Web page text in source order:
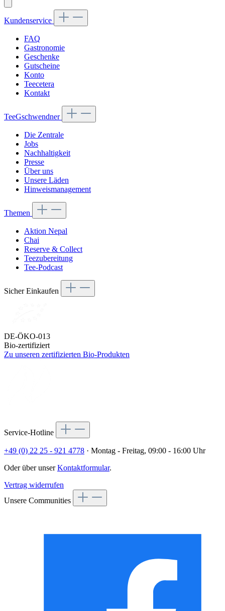
Kundenservice
FAQ
Gastronomie
Geschenke
Gutscheine
Konto
Teecetera
Kontakt
TeeGschwendner
Die Zentrale
Jobs
Nachhaltigkeit
Presse
Über uns
Unsere Läden
Hinweismanagement
Themen
Aktion Nepal
Chai
Reserve & Collect
Teezubereitung
Tee-Podcast
Sicher Einkaufen
DE-ÖKO-013
Bio-zertifiziert
Zu unseren zertifizierten Bio-Produkten
Service-Hotline
+49 (0) 22 25 - 921 4778 · Montag - Freitag, 09:00 - 16:00 Uhr
Oder über unserKontaktformular.
Vertrag widerrufen
Unsere Communities